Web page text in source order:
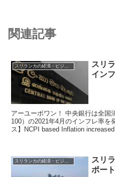
関連記事
スリランカの経済・ビジネス・投資
スリ
イン
アーユーボワン！ 中央銀行は全国消費者物価指数（NCPI、2013年＝
100）の2021年4月のインフレ率を発表。 【中央銀行プレ
ス】NCPI based Inflation
スリランカの経済・ビジネス・投資
スリ
ポー